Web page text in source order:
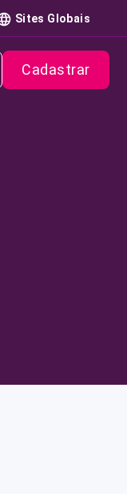
Sites Globais
Cadastrar